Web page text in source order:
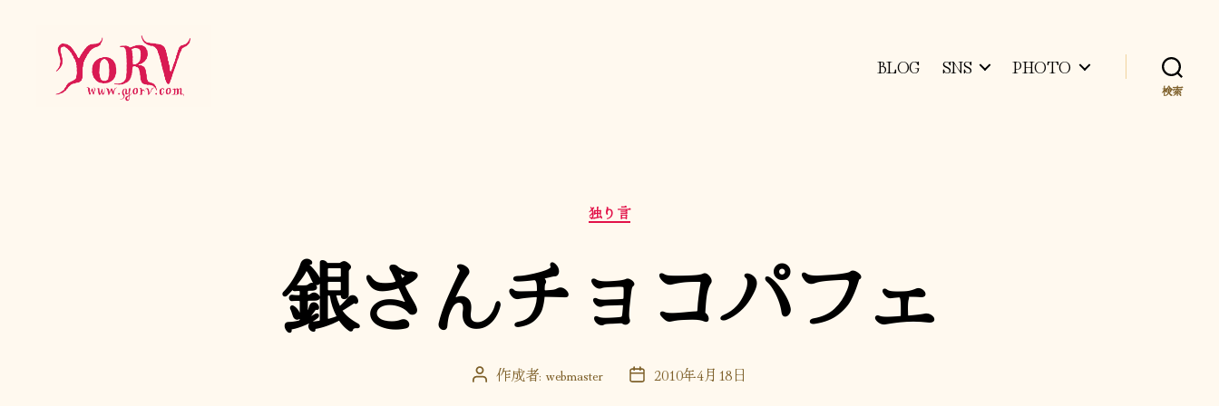
BLOG SNS PHOTO
検索
カ
テ
ー
独り言
銀さんチョコパフェ
投 作成者: webmaster
投 2010年4月18日